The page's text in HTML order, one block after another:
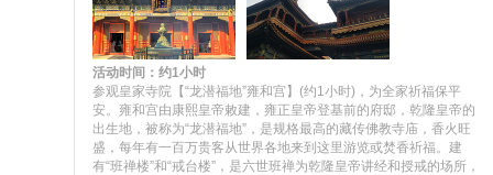
活动时间：约1小时
参观皇家寺院【“龙潜福地”雍和宫】(约1小时)，为全家祈福保平
安。雍和宫由康熙皇帝敕建，雍正皇帝登基前的府邸，乾隆皇帝的
出生地，被称为“龙潜福地”，是规格最高的藏传佛教寺庙，香火旺
盛，每年有一百万贵客从世界各地来到这里游览或焚香祈福。建
有“班禅楼”和“戒台楼”，是六世班禅为乾隆皇帝讲经和授戒的场所，